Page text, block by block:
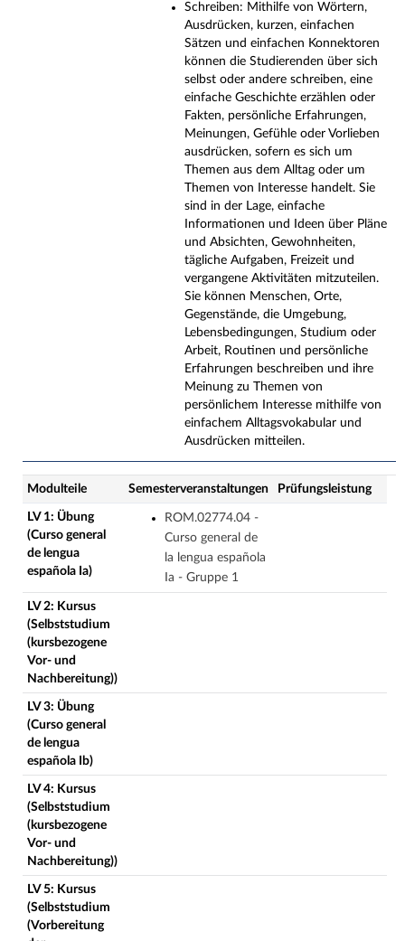
Schreiben: Mithilfe von Wörtern,
Ausdrücken, kurzen, einfachen
Sätzen und einfachen Konnektoren
können die Studierenden über sich
selbst oder andere schreiben, eine
einfache Geschichte erzählen oder
Fakten, persönliche Erfahrungen,
Meinungen, Gefühle oder Vorlieben
ausdrücken, sofern es sich um
Themen aus dem Alltag oder um
Themen von Interesse handelt. Sie
sind in der Lage, einfache
Informationen und Ideen über Pläne
und Absichten, Gewohnheiten,
tägliche Aufgaben, Freizeit und
vergangene Aktivitäten mitzuteilen.
Sie können Menschen, Orte,
Gegenstände, die Umgebung,
Lebensbedingungen, Studium oder
Arbeit, Routinen und persönliche
Erfahrungen beschreiben und ihre
Meinung zu Themen von
persönlichem Interesse mithilfe von
einfachem Alltagsvokabular und
Ausdrücken mitteilen.
Modulteile Semesterveranstaltungen Prüfungsleistung
LV 1: Übung
(Curso general
de lengua
española Ia)
ROM.02774.04 -
Curso general de
la lengua española
Ia - Gruppe 1
LV 2: Kursus
(Selbststudium
(kursbezogene
Vor- und
Nachbereitung))
LV 3: Übung
(Curso general
de lengua
española Ib)
LV 4: Kursus
(Selbststudium
(kursbezogene
Vor- und
Nachbereitung))
LV 5: Kursus
(Selbststudium
(Vorbereitung